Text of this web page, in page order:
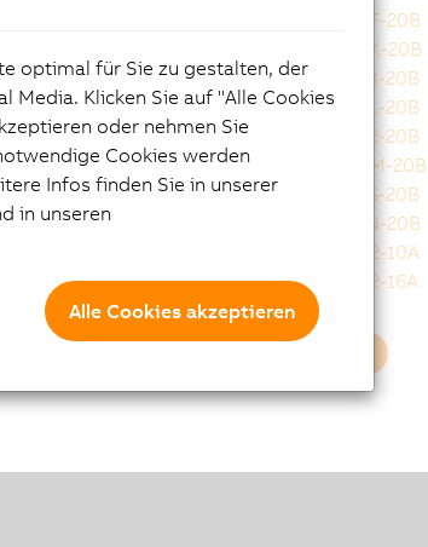
6PPT30.043F-20B
6PPT30.043K-20B
6PPT30.0573-20B
6PPT30.057L-20B
6PPT30.0702-20B
6PPT30.070M-20B
6PPT30.101G-20B
6PPT30.101N-20B
6PPT50.0502-10A
6PPT50.0502-16A
optimal für Sie zu gestalten, der
Media. Klicken Sie auf "Alle Cookies
oder nehmen Sie
Cookies werden
Infos finden Sie in unserer
in unseren
Alle Cookies akzeptieren